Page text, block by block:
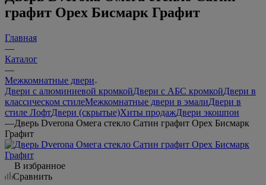
графит Орех Бисмарк Графит
Главная
—
Каталог
—
Межкомнатные двери
Двери с алюминиевой кромкойДвери с АБС кромкойДвери в
классическом стилеМежкомнатные двери в эмалиДвери в
стиле ЛофтДвери (скрытые)Хиты продажДвери экошпон
—Дверь Dverona Омега стекло Сатин графит Орех Бисмарк
Графит
В избранное
Сравнить